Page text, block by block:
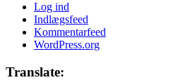
Log ind
Indlægsfeed
Kommentarfeed
WordPress.org
Translate: